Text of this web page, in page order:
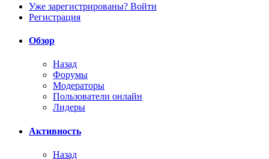
Уже зарегистрированы? Войти
Регистрация
Обзор
Назад
Форумы
Модераторы
Пользователи онлайн
Лидеры
Активность
Назад